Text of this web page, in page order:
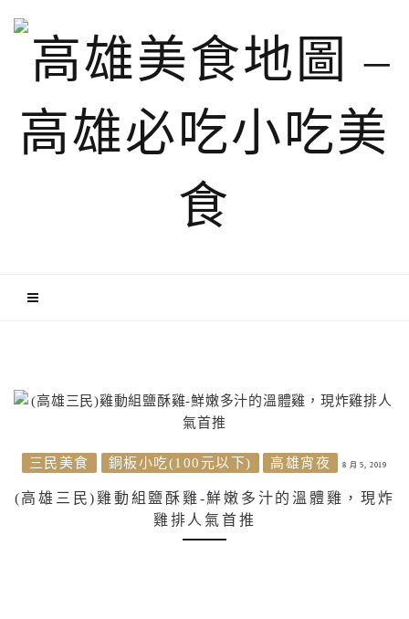
三民美食 銅板小吃(100元以下) 高雄宵夜 8 月 5, 2019
(高雄三民)雞動組鹽酥雞-鮮嫩多汁的溫體雞，現炸
雞排人氣首推